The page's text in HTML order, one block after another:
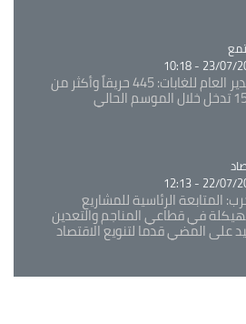
23/07/
المدير العام للغابات: 445 حريقاً وأكثر من
22/07/
المتابعة الرئاسية للمشاريع
في قطاعي المناجم والتعدين
على المضي قدما لتنويع الاقتصاد